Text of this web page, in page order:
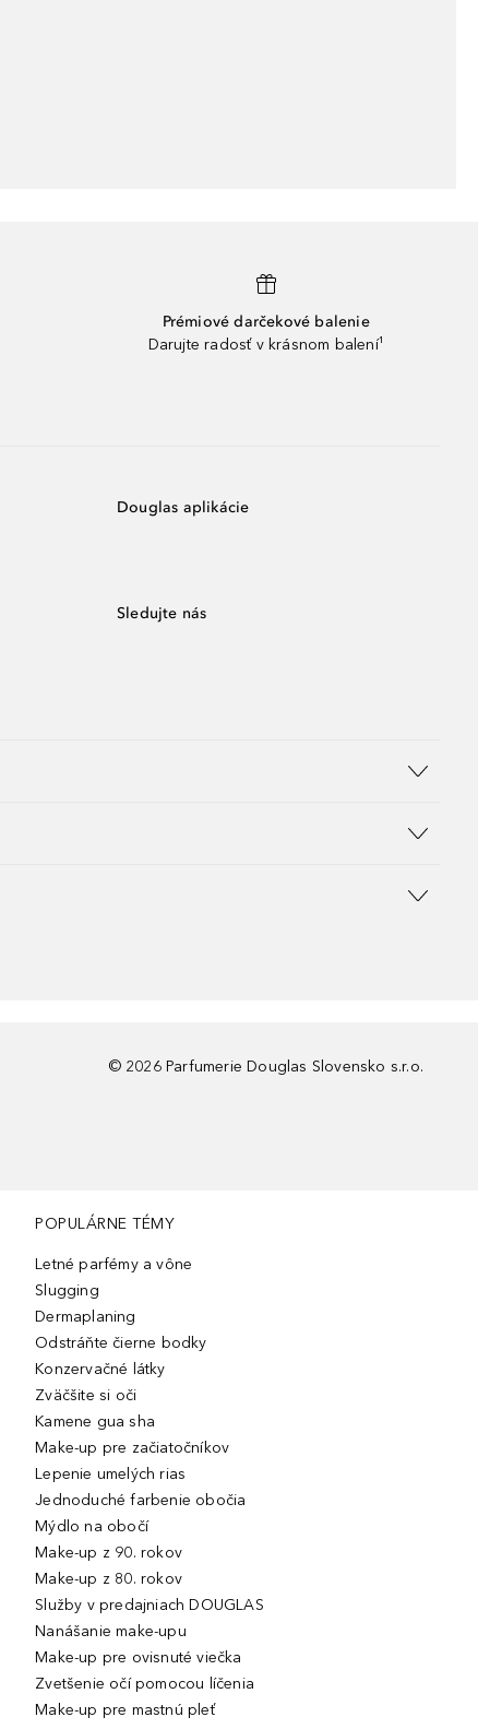
Prémiové darčekové balenie
Darujte radosť v krásnom balení¹
Douglas aplikácie
Sledujte nás
© 2026 Parfumerie Douglas Slovensko s.r.o.
POPULÁRNE TÉMY
Letné parfémy a vône
Slugging
Dermaplaning
Odstráňte čierne bodky
Konzervačné látky
Zväčšite si oči
Kamene gua sha
Make-up pre začiatočníkov
Lepenie umelých rias
Jednoduché farbenie obočia
Mýdlo na obočí
Make-up z 90. rokov
Make-up z 80. rokov
Služby v predajniach DOUGLAS
Nanášanie make-upu
Make-up pre ovisnuté viečka
Zvetšenie očí pomocou líčenia
Make-up pre mastnú pleť